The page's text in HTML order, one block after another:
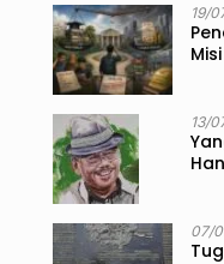
19/
13/
07/